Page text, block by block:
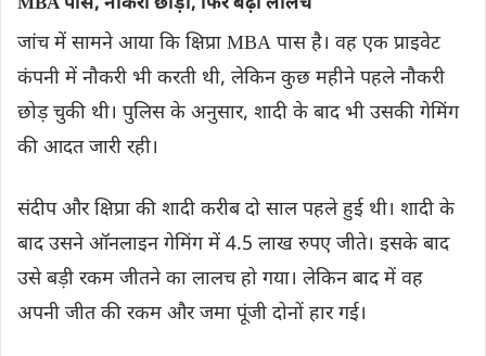
जांच में सामने आया कि क्षिप्रा MBA पास है। वह एक प्राइवेट
कंपनी में नौकरी भी करती थी, लेकिन कुछ महीने पहले नौकरी
छोड़ चुकी थी। पुलिस के अनुसार, शादी के बाद भी उसकी गेमिंग
की आदत जारी रही।
संदीप और क्षिप्रा की शादी करीब दो साल पहले हुई थी। शादी के
बाद उसने ऑनलाइन गेमिंग में 4.5 लाख रुपए जीते। इसके बाद
उसे बड़ी रकम जीतने का लालच हो गया। लेकिन बाद में वह
अपनी जीत की रकम और जमा पूंजी दोनों हार गई।